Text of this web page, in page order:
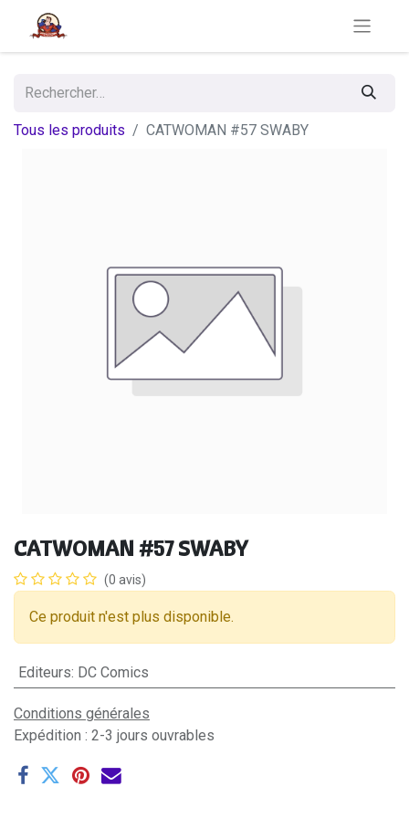
Tous les produits CATWOMAN #57 SWABY
CATWOMAN #57 SWABY
(0 avis)
Ce produit n'est plus disponible.
Editeurs: DC Comics
Conditions générales
Expédition : 2-3 jours ouvrables